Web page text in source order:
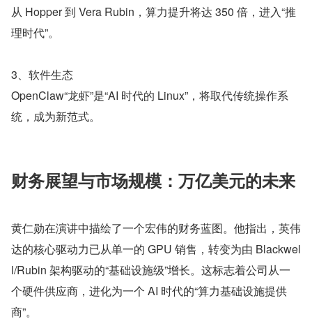
从 Hopper 到 Vera Rubin，算力提升将达 350 倍，进入“推
理时代”。
3、软件生态
OpenClaw“龙虾”是“AI 时代的 Linux”，将取代传统操作系
统，成为新范式。
财务展望与市场规模：万亿美元的未来
黄仁勋在演讲中描绘了一个宏伟的财务蓝图。他指出，英伟
达的核心驱动力已从单一的 GPU 销售，转变为由 Blackwel
l/Rubin 架构驱动的“基础设施级”增长。这标志着公司从一
个硬件供应商，进化为一个 AI 时代的“算力基础设施提供
商”。